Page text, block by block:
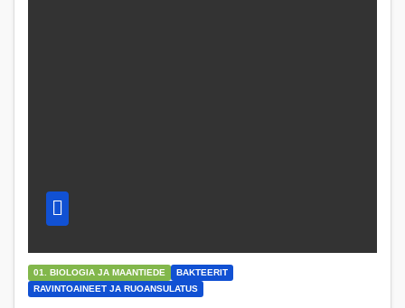
01. BIOLOGIA JA MAANTIEDE
BAKTEERIT
RAVINTOAINEET JA RUOANSULATUS